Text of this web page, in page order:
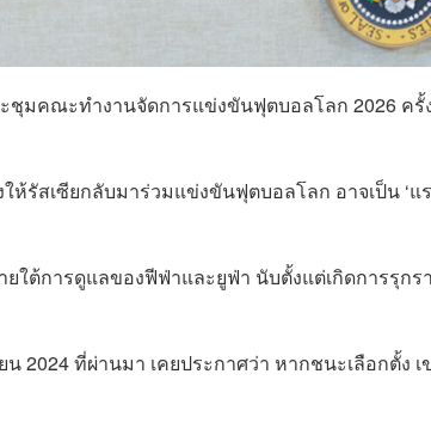
ชุมคณะทำงานจัดการแข่งขันฟุตบอลโลก 2026 ครั้
รัสเซียกลับมาร่วมแข่งขันฟุตบอลโลก อาจเป็น ‘แ
ต้การดูแลของฟีฟ่าและยูฟ่า นับตั้งแต่เกิดการรุกร
2024 ที่ผ่านมา เคยประกาศว่า หากชนะเลือกตั้ง เ